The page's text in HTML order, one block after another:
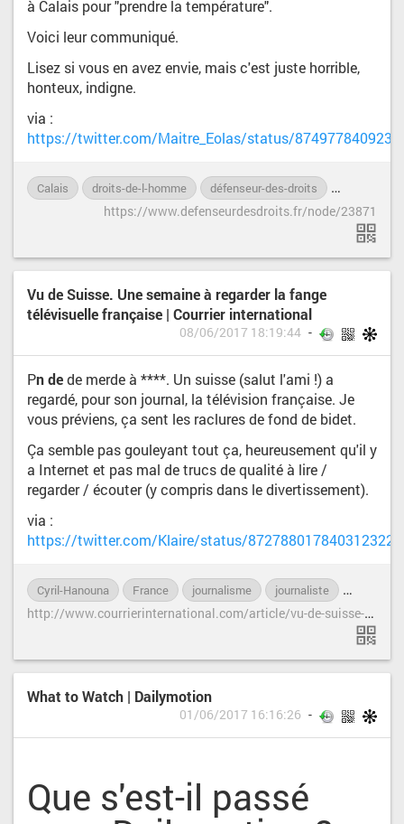
à Calais pour "prendre la température".
Voici leur communiqué.
Lisez si vous en avez envie, mais c'est juste horrible,
honteux, indigne.
via :
https://twitter.com/Maitre_Eolas/status/
Calais droits-de-l-homme défenseur-des-droits
https://www.defenseurdesdroits.fr/node/23871
Vu de Suisse. Une semaine à regarder la fange
télévisuelle française | Courrier international
08/06/2017 18:19:44
Pn dede merde à ****. Un suisse (salut l'ami !) a
regardé, pour son journal, la télévision française. Je
vous préviens, ça sent les raclures de fond de bidet.
Ça semble pas gouleyant tout ça, heureusement qu'il y
a Internet et pas mal de trucs de qualité à lire /
regarder / écouter (y compris dans le divertissement).
via :
https://twitter.com/Klaire/status/872788017840312322
Cyril-Hanouna France journalisme journaliste
h
ttp://www.courrierinternational.com/article/vu-de-suisse-une-semaine-regarder-la-fange-televisuelle-francaise
What to Watch | Dailymotion
01/06/2017 16:16:26
Que s'est-il passé